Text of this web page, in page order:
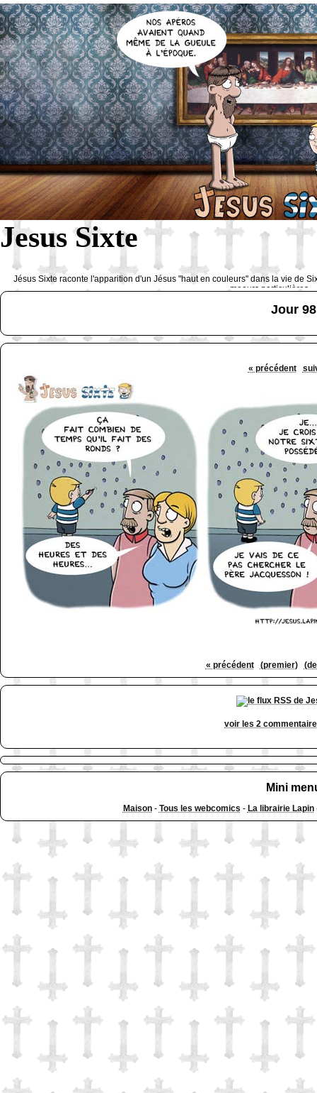
Jesus Sixte
Jésus Sixte raconte l'apparition d'un Jésus "haut en couleurs" dans la vie de
moeurs particulières
http://www.lefabz.com/
Jour 98
« précédent
« précédent (premier)
voir les 2
Mini
Maison- Tous les webcomics - La librairie Lapin